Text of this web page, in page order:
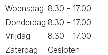
Woensdag 8.30 - 17.00
Donderdag 8.30 - 17.00
Vrijdag
8.30 - 17.00
Zaterdag
Gesloten